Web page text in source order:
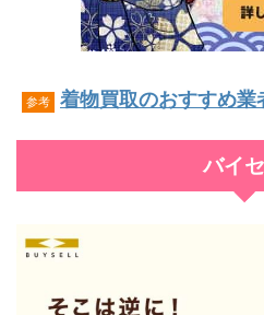
参考 着物買取のおすすめ業
バイ